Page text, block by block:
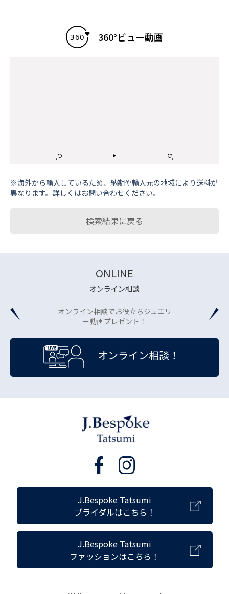
360°ビュー動画
※海外から輸⼊しているため、納期や輸⼊元の地域により送料が
異なります。詳しくはお問い合わせください。
検索結果に戻る
ONLINE
オンライン相談
オンライン相談でお役立ちジュエリ
ー動画プレゼント！
オンライン相談！
J.Bespoke Tatsumi
ブライダルはこちら！
J.Bespoke Tatsumi
ファッションはこちら！